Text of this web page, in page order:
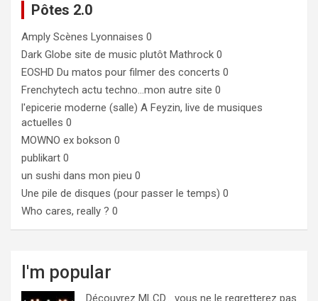
Pôtes 2.0
Amply Scènes Lyonnaises 0
Dark Globe site de music plutôt Mathrock 0
EOSHD Du matos pour filmer des concerts 0
Frenchytech actu techno…mon autre site 0
l'epicerie moderne (salle) A Feyzin, live de musiques
actuelles 0
MOWNO ex bokson 0
publikart 0
un sushi dans mon pieu 0
Une pile de disques (pour passer le temps) 0
Who cares, really ? 0
I'm popular
Découvrez MLCD… vous ne le regretterez pas